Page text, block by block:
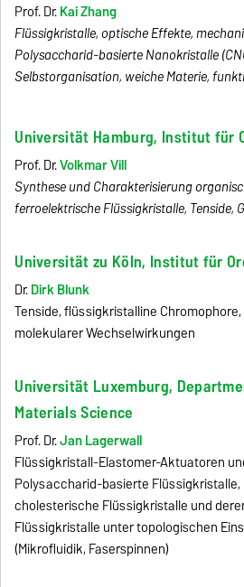
Prof. Dr.Kai Zhang
Flüssigkristalle, optische Effekte,
Polysaccharid-basierte Nanokristalle
Selbstorganisation, weiche Materie,
Universität Hamburg, Institut für
Prof. Dr.Volkmar Vill
Synthese und Charakterisierung
ferroelektrische Flüssigkristalle, Tenside,
Universität zu Köln, Institut für
Dr.Dirk Blunk
Tenside, flüssigkristalline
molekularer Wechselwirkungen
Universität Luxemburg,
Materials Science
Prof. Dr.Jan Lagerwall
Flüssigkristall-Elastomer-Aktuatoren
Polysaccharid-basierte
cholesterische Flüssigkristalle und
Flüssigkristalle unter topologischen
(Mikrofluidik, Faserspinnen)